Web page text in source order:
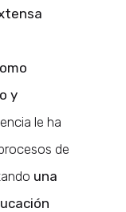
y
le ha
de
una